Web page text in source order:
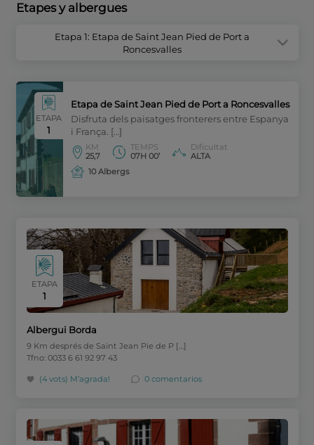
Etapes y albergues
Etapa 1: Etapa de Saint Jean Pied de Port a
Roncesvalles
ETAPA
1
Etapa de Saint Jean Pied de Port a Roncesvalles
Disfruta dels paisatges fronterers entre Espanya
i França. […]
KM
25,7
TEMPS
07H 00’
Dificultat
ALTA
10 Albergs
ETAPA
1
Albergui Borda
9 Km després de Saint Jean Pie de P […]
Tfno: 0033 6 61 92 97 43
(4 vots) M’agrada! 0 comentarios